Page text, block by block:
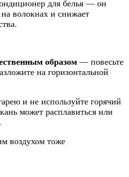
для белья — он
на волокнах и снижает
образом— повесьте
на горизонтальной
и не используйте горячий
может расплавиться или
воздухом тоже